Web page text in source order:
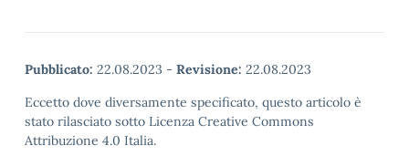
Pubblicato: 22.08.2023 - Revisione: 22.08.2023
Eccetto dove diversamente specificato, questo articolo è
stato rilasciato sotto Licenza Creative Commons
Attribuzione 4.0 Italia.